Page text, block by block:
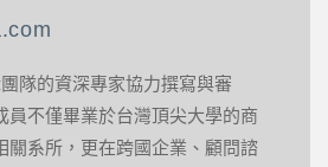
隊的資深專家協力撰寫與審
員不僅畢業於台灣頂尖大學的商
關系所，更在跨國企業、顧問諮